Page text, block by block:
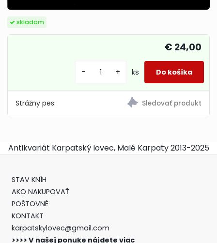
skladom
€ 24,00
Strážny pes:
- + ks
Antikvariát Karpatský lovec, Malé Karpaty 2013-2025
STAV KNÍH
AKO NAKUPOVAŤ
POŠTOVNÉ
KONTAKT
karpatskylovec@gmail.com
>>>> V našej ponuke nájdete viac